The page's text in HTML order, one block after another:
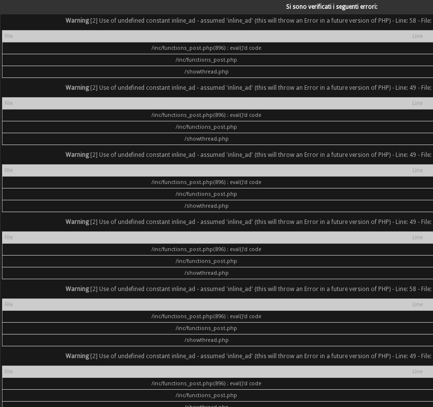
Si sono verificati i seguenti errori:
Warning[2] Use of undefined constant inline_ad - assumed 'inline_ad' (this will throw an Error in a future version of PHP) - Line: 58 -
File Line
/inc/functions_post.php(896) : eval()'d code
/inc/functions_post.php
/showthread.php
Warning[2] Use of undefined constant inline_ad - assumed 'inline_ad' (this will throw an Error in a future version of PHP) - Line: 49 -
File Line
/inc/functions_post.php(896) : eval()'d code
/inc/functions_post.php
/showthread.php
Warning[2] Use of undefined constant inline_ad - assumed 'inline_ad' (this will throw an Error in a future version of PHP) - Line: 49 -
File Line
/inc/functions_post.php(896) : eval()'d code
/inc/functions_post.php
/showthread.php
Warning[2] Use of undefined constant inline_ad - assumed 'inline_ad' (this will throw an Error in a future version of PHP) - Line: 49 -
File Line
/inc/functions_post.php(896) : eval()'d code
/inc/functions_post.php
/showthread.php
Warning[2] Use of undefined constant inline_ad - assumed 'inline_ad' (this will throw an Error in a future version of PHP) - Line: 58 -
File Line
/inc/functions_post.php(896) : eval()'d code
/inc/functions_post.php
/showthread.php
Warning[2] Use of undefined constant inline_ad - assumed 'inline_ad' (this will throw an Error in a future version of PHP) - Line: 49 -
File Line
/inc/functions_post.php(896) : eval()'d code
/inc/functions_post.php